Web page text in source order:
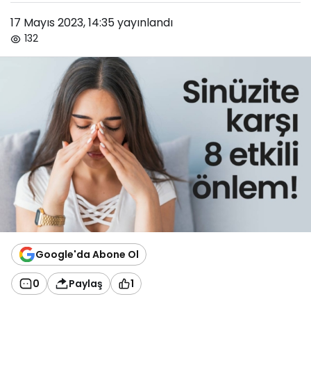
17 Mayıs 2023, 14:35yayınlandı
132
Google'da Abone Ol
0 Paylaş 1